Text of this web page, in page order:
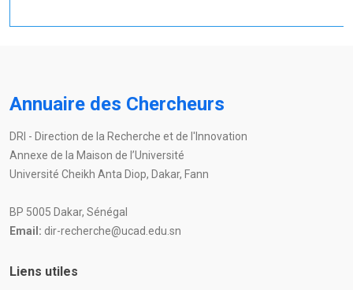
Annuaire des Chercheurs
DRI - Direction de la Recherche et de l'Innovation
Annexe de la Maison de l’Université
Université Cheikh Anta Diop, Dakar, Fann
BP 5005 Dakar, Sénégal
Email: dir-recherche@ucad.edu.sn
Liens utiles